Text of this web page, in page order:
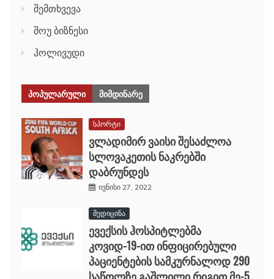
შემთხვევა
შოუ ბიზნესი
ჰოლივუდი
ᲞᲝᲞᲣᲚᲐᲠᲣᲚᲘ ᲛᲘᲛᲓᲘᲜᲐᲠᲔ
სპორტი
ვლადიმირ ვაისი შესაძლოა
სლოვაკეთის ნაკრებში
დაბრუნდეს
ივნისი 27, 2022
მედიცინა
ევექსის ჰოსპიტლებმა
კოვიდ-19-ით ინფიცირებული
პაციენტების სამკურნალოდ 290